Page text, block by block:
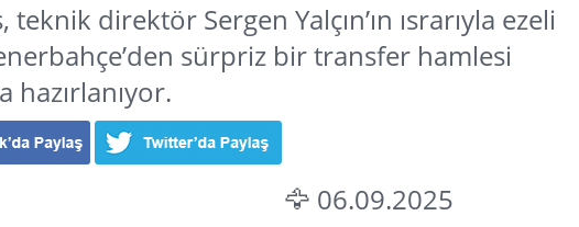
teknik direktör Sergen Yalçın’ın ısrarıyla ezeli
sürpriz bir transfer hamlesi
hazırlanıyor.
🦅 06.09.2025